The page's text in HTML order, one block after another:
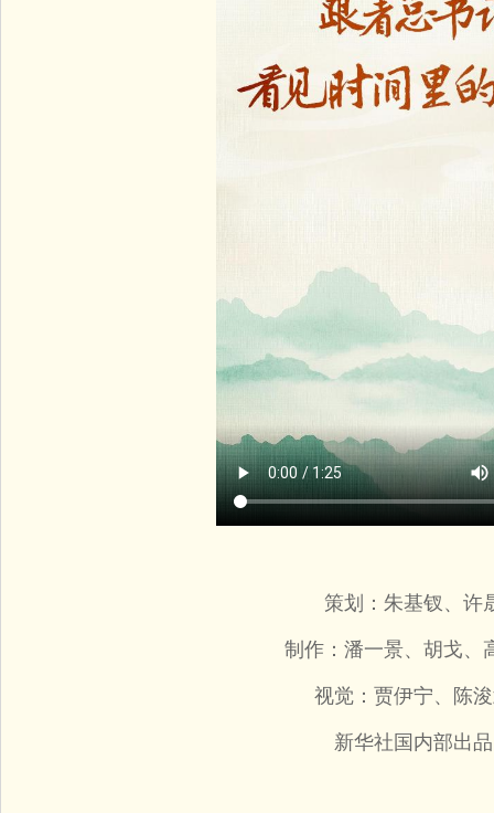
策划：朱基钗、许
制作：潘一景、胡戈、
视觉：贾伊宁、陈
新华社国内部出品